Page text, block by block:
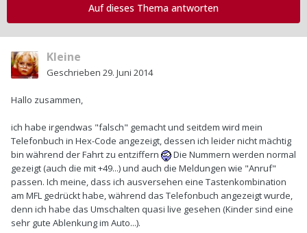
Auf dieses Thema antworten
Kleine
Geschrieben 29. Juni 2014
Hallo zusammen,
ich habe irgendwas "falsch" gemacht und seitdem wird mein
Telefonbuch in Hex-Code angezeigt, dessen ich leider nicht mächtig
bin während der Fahrt zu entziffern
Die Nummern werden normal
gezeigt (auch die mit +49...) und auch die Meldungen wie "Anruf"
passen. Ich meine, dass ich ausversehen eine Tastenkombination
am MFL gedrückt habe, während das Telefonbuch angezeigt wurde,
denn ich habe das Umschalten quasi live gesehen (Kinder sind eine
sehr gute Ablenkung im Auto...).